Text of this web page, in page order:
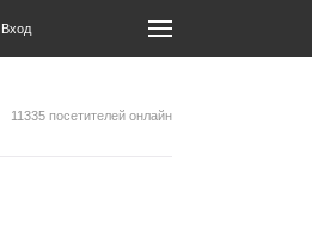
Вход
11335 посетителей онлайн